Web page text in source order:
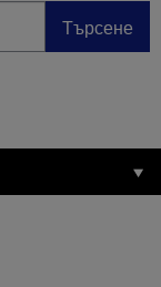
Търсене